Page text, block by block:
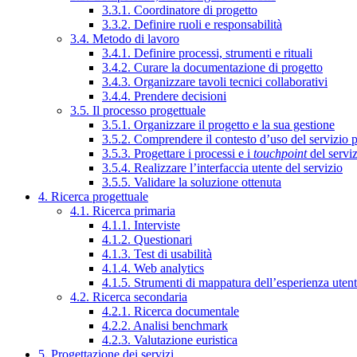
3.3.1. Coordinatore di progetto
3.3.2. Definire ruoli e responsabilità
3.4. Metodo di lavoro
3.4.1. Definire processi, strumenti e rituali
3.4.2. Curare la documentazione di progetto
3.4.3. Organizzare tavoli tecnici collaborativi
3.4.4. Prendere decisioni
3.5. Il processo progettuale
3.5.1. Organizzare il progetto e la sua gestione
3.5.2. Comprendere il contesto d’uso del servizio
3.5.3. Progettare i processi e i touchpointdel
3.5.4. Realizzare l’interfaccia utente del servizio
3.5.5. Validare la soluzione ottenuta
4. Ricerca progettuale
4.1. Ricerca primaria
4.1.1. Interviste
4.1.2. Questionari
4.1.3. Test di usabilità
4.1.4. Web analytics
4.1.5. Strumenti di mappatura dell’esperienza
4.2. Ricerca secondaria
4.2.1. Ricerca documentale
4.2.2. Analisi benchmark
4.2.3. Valutazione euristica
5. Progettazione dei servizi